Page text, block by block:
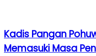
Kadis Pangan
Memasuki Masa